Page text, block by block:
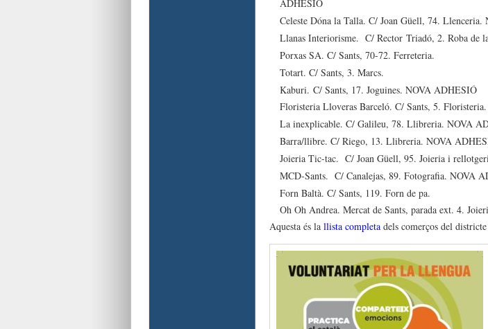
ADHESIÓ
Celeste Dóna la Talla. C/ Joan Güell, 74. Llenceria.
Llanas Interiorisme. C/ Rector Triadó, 2. Roba de
Porxas SA. C/ Sants, 70-72. Ferreteria.
Totart. C/ Sants, 3. Marcs.
Kaburi. C/ Sants, 17. Joguines. NOVA ADHESIÓ
Floristeria Lloveras Barceló. C/ Sants, 5. Floristeria.
La inexplicable. C/ Galileu, 78. Llibreria. NOVA
Barra/llibre. C/ Riego, 13. Llibreria. NOVA
Joieria Tic-tac. C/ Joan Güell, 95. Joieria i
MCD-Sants. C/ Canalejas, 89. Fotografia. NOVA
Forn Baltà. C/ Sants, 119. Forn de pa.
Oh Oh Andrea. Mercat de Sants, parada ext. 4.
Aquesta és la llista completadels comerços del